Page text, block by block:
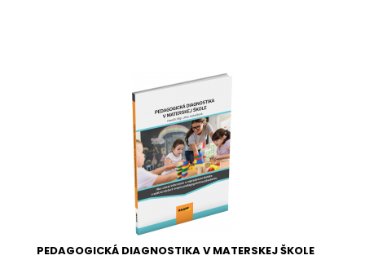
PEDAGOGICKÁ DIAGNOSTIKA V MATERSKEJ ŠKOLE